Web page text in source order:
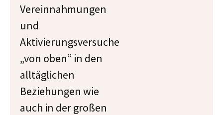
Vereinnahmungen
und
Aktivierungsversuche
„von oben” in den
alltäglichen
Beziehungen wie
auch in der großen